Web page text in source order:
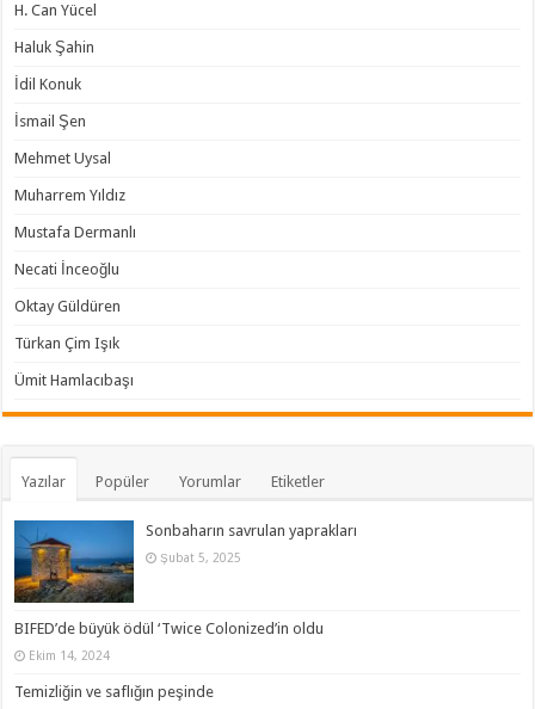
H. Can Yücel
Haluk Şahin
İdil Konuk
İsmail Şen
Mehmet Uysal
Muharrem Yıldız
Mustafa Dermanlı
Necati İnceoğlu
Oktay Güldüren
Türkan Çim Işık
Ümit Hamlacıbaşı
Yazılar Popüler Yorumlar Etiketler
Sonbaharın savrulan yaprakları
Şubat 5, 2025
BIFED’de büyük ödül ‘Twice Colonized’in oldu
Ekim 14, 2024
Temizliğin ve saflığın peşinde